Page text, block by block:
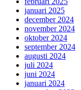
januari 2025
december 2024
november 2024
oktober 2024
september 2024
augusti 2024
juli 2024
juni 2024
januari 2024